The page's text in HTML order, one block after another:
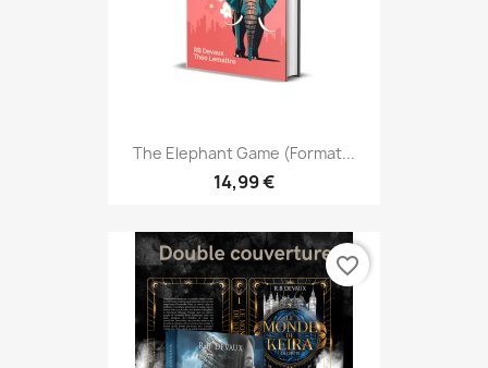
The Elephant Game (format...
14,99 €
favorite_border